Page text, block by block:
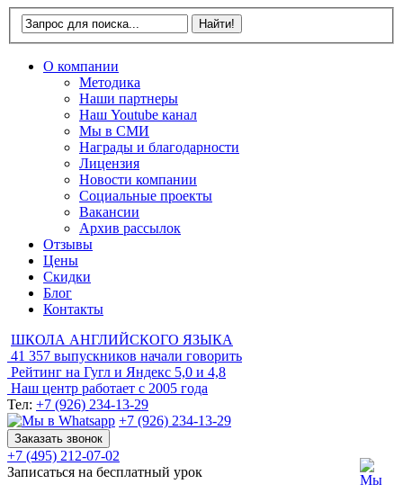
О компании
Методика
Наши партнеры
Наш Youtube канал
Мы в СМИ
Награды и благодарности
Лицензия
Новости компании
Социальные проекты
Вакансии
Архив рассылок
Отзывы
Цены
Скидки
Блог
Контакты
ШКОЛА АНГЛИЙСКОГО ЯЗЫКА
41 357 выпускников начали говорить
Рейтинг на Гугл и Яндекс 5,0 и 4,8
Наш центр работает с 2005 года
Тел: +7 (926) 234-13-29
+7 (926) 234-13-29
Заказать звонок
+7 (495) 212-07-02
Записаться на бесплатный урок